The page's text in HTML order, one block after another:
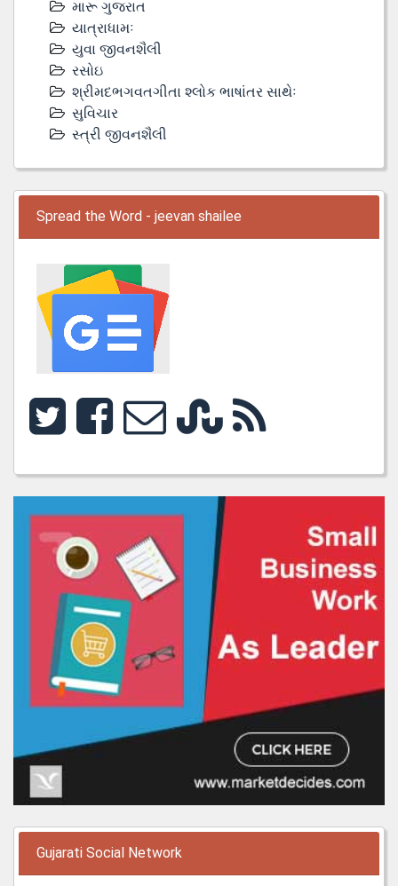
મારૂ ગુજરાત
યાત્રાધામઃ
યુવા જીવનશૈલી
રસોઇ
શ્રીમદભગવતગીતા શ્લોક ભાષાંતર સાથેઃ
સુવિચાર
સ્ત્રી જીવનશૈલી
Spread the Word - jeevan shailee
Gujarati Social Network